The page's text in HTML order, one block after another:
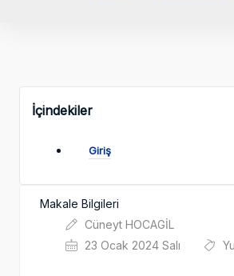
İçindekiler
Giriş
Makale Bilgileri
Cüneyt HOCAGİL
23 Ocak 2024 Salı